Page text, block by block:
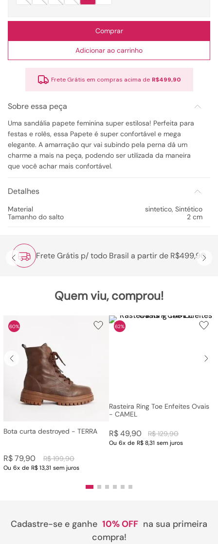
Comprar
Adicionar ao carrinho
Frete Grátis em compras acima de R$499,90
Sobre essa peça
Uma sandália papete feminina super estilosa! Perfeita para
festas e rolês, essa Papete é super confortável e mega
elegante. A amarração qur vai subindo pela perna dá um
charme a mais na peça, podendo ser utilizada da maneira
que você achar mais confortável.
Detalhes
Material sintetico, Sintético
Tamanho do salto
2 cm
Frete Grátis p/ todo Brasil a partir de R$499,90
Quem viu, comprou!
60%
Bota curta destroyed - TERRA
R$ 199,90
R$79,90
Ou 6x de R$ 13,31 sem juros
62%
Rasteira Ring Toe Enfeites Ovais
- CAMEL
R$ 129,90
R$49,90
Ou 6x de R$ 8,31 sem juros
Cadastre-se e ganhe 10% OFF na sua primeira
compra!